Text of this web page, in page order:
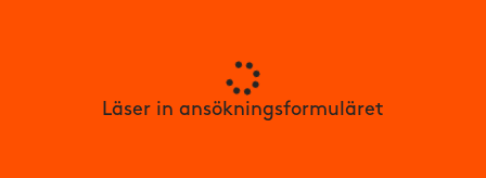
Läser in ansökningsformuläret